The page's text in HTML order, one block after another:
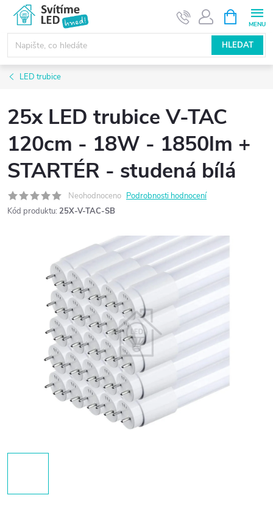
obsah
HLEDAT
NÁKUPNÍ
KOŠÍK
LED trubice
25x LED trubice V-TAC
120cm - 18W - 1850lm +
STARTÉR - studená bílá
Neohodnoceno Podrobnosti hodnocení
Kód produktu: 25X-V-TAC-SB